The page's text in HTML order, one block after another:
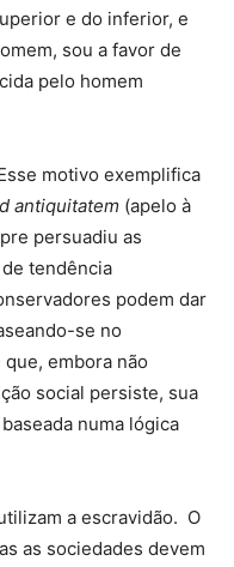
e do inferior, e
sou a favor de
pelo homem
motivo exemplifica
antiquitatem (apelo à
persuadiu as
tendência
podem dar
se no
embora não
social persiste, sua
numa lógica
a escravidão. O
as sociedades devem